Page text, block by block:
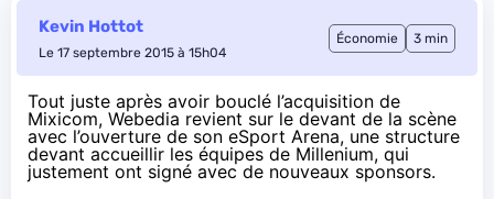
Kevin Hottot
Le 17 septembre 2015 à 15h04
Économie 3 min
Tout juste après avoir bouclé l’acquisition de
Mixicom, Webedia revient sur le devant de la scène
avec l’ouverture de son eSport Arena, une structure
devant accueillir les équipes de Millenium, qui
justement ont signé avec de nouveaux sponsors.